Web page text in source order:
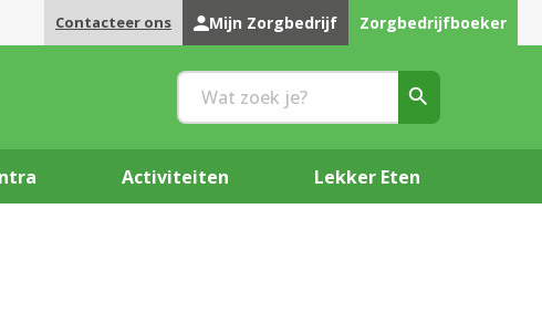
Contacteer ons Mijn Zorgbedrijf Zorgbedrijfboeker
Activiteiten Lekker Eten